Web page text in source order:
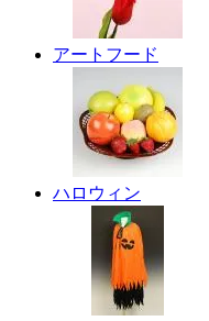
アートフード
ハロウィン